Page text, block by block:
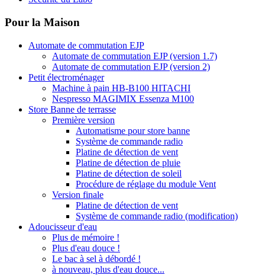
Pour la Maison
Automate de commutation EJP
Automate de commutation EJP (version 1.7)
Automate de commutation EJP (version 2)
Petit électroménager
Machine à pain HB-B100 HITACHI
Nespresso MAGIMIX Essenza M100
Store Banne de terrasse
Première version
Automatisme pour store banne
Système de commande radio
Platine de détection de vent
Platine de détection de pluie
Platine de détection de soleil
Procédure de réglage du module Vent
Version finale
Platine de détection de vent
Système de commande radio (modification)
Adoucisseur d'eau
Plus de mémoire !
Plus d'eau douce !
Le bac à sel à débordé !
à nouveau, plus d'eau douce...